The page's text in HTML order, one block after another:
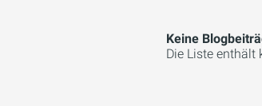
Keine
Die Liste enthält